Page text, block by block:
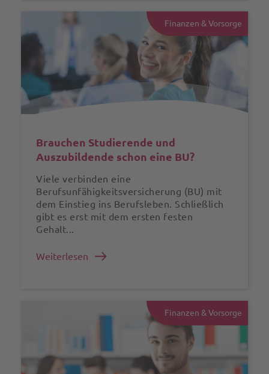
Finanzen & Vorsorge
Brauchen Studierende und
Auszubildende schon eine BU?
Viele verbinden eine
Berufsunfähigkeitsversicherung (BU) mit
dem Einstieg ins Berufsleben. Schließlich
gibt es erst mit dem ersten festen
Gehalt...
Weiterlesen
Finanzen & Vorsorge